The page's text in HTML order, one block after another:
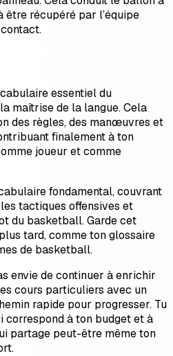
être récupéré par l’équipe
essentiel du
maîtrise de la langue. Cela
des règles, des manœuvres et
finalement à ton
joueur et comme
fondamental, couvrant
tactiques offensives et
du basketball. Garde cet
tard, comme ton glossaire
de basketball.
envie de continuer à enrichir
cours particuliers avec un
rapide pour progresser. Tu
à ton budget et à
partage peut-être même ton